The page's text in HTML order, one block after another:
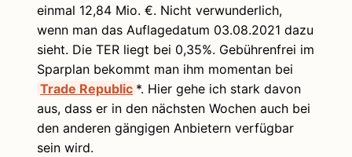
einmal 12,84 Mio. €. Nicht verwunderlich,
wenn man das Auflagedatum 03.08.2021 dazu
sieht. Die TER liegt bei 0,35%. Gebührenfrei im
Sparplan bekommt man ihm momentan bei
Trade Republic *. Hier gehe ich stark davon
aus, dass er in den nächsten Wochen auch bei
den anderen gängigen Anbietern verfügbar
sein wird.